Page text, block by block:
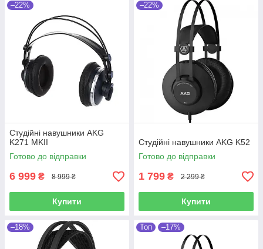
–22%
Студійні навушники AKG
K271 MKII
Готово до відправки
6 999 ₴ 8 999 ₴
Купити
–22%
Студійні навушники AKG K52
Готово до відправки
1 799 ₴ 2 299 ₴
Купити
–18% Топ –17%